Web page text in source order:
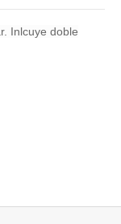
Inlcuye doble